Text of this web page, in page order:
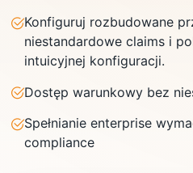
Konfiguruj rozbudowane
niestandardowe claims i
intuicyjnej konfiguracji.
Dostęp warunkowy bez
Spełnianie enterprise
compliance